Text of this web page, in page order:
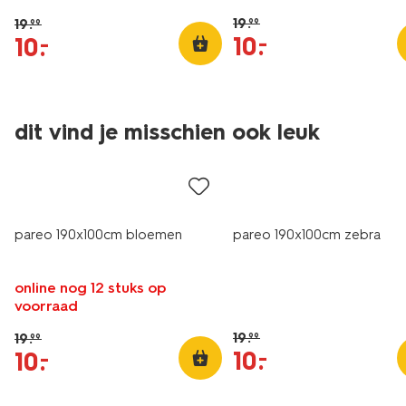
19.99
10.
–
19.99
10.
–
dit vind je misschien ook leuk
korting
pareo 190x100cm bloemen
online nog 12 stuks op
voorraad
19.99
10.
–
sale
pareo 190x100cm zebra
19.99
10.
–